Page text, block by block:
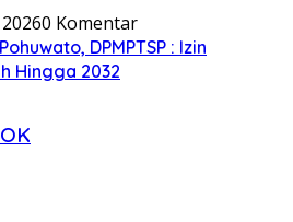
0 Komentar
DPMPTSP : Izin
Hingga 2032